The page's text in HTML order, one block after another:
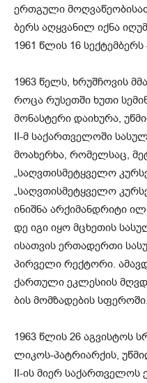
ერ­თგუ­ლი
ბერს აღყ­ვა­ნილ იქნა
1961 წლის 16
1963 წელს, ხრუშ­ჩო­ვის
როცა რუ­სეთ­ში ხუთი
მო­ნას­ტე­რი და­ი­ხუ­რა,
II-მ სა­ქარ­თვე­ლო­ში
მო­ა­ხერ­ხა, რო­მელ­საც,
„საღვთის­მე­ტყვე­ლო
„საღვთის­მე­ტყვე­ლო
ი­ნიშ­ნა არ­ქი­მან­დრი­ტი
დე იგი იყო მცხე­თის
ი­სათ­ვის ერ­თა­დერ­თი
პირ­ვე­ლი რექ­ტო­რი.
ქარ­თუ­ლი ეკ­ლე­სი­ის
ბის მომ­ზა­დე­ბის სფე­რო­ში.
1963 წლის 26
ლი­კოს-პატ­რი­არ­ქის,
II-ის მიერ